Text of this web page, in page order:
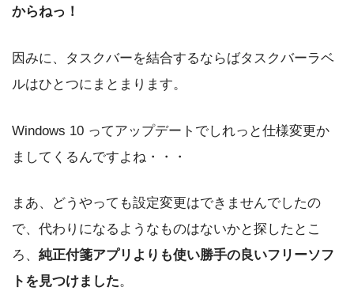
からねっ！
因みに、タスクバーを結合するならばタスクバーラベ
ルはひとつにまとまります。
Windows 10 ってアップデートでしれっと仕様変更か
ましてくるんですよね・・・
まあ、どうやっても設定変更はできませんでしたの
で、代わりになるようなものはないかと探したとこ
ろ、 純正付箋アプリよりも使い勝手の良いフリーソフ
トを見つけました。